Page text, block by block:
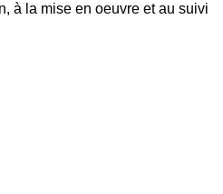
à la mise en oeuvre et au suivi